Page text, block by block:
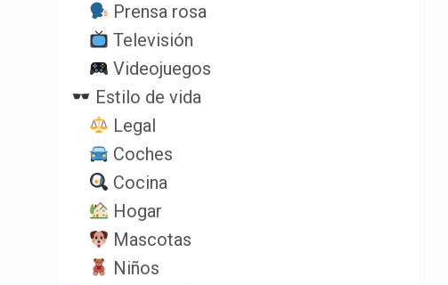
Prensa rosa
Televisión
Videojuegos
Estilo de vida
Legal
Coches
Cocina
Hogar
Mascotas
Niños